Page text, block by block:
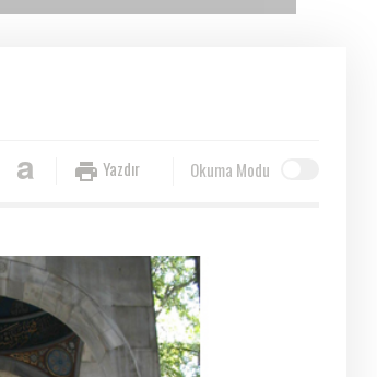
Okuma Modu
Yazdır
a